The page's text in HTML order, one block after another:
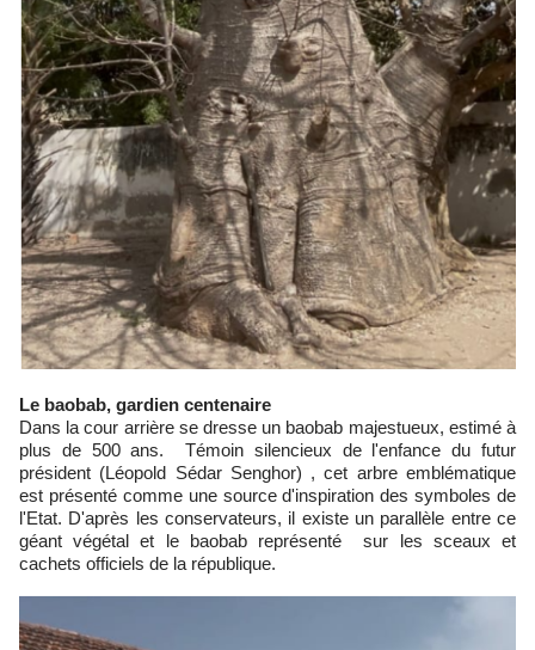
Le baobab, gardien centenaire
Dans la cour arrière se dresse un baobab majestueux, estimé à
plus de 500 ans. Témoin silencieux de l'enfance du futur
président (Léopold Sédar Senghor) , cet arbre emblématique
est présenté comme une source d'inspiration des symboles de
l'Etat. D'après les conservateurs, il existe un parallèle entre ce
géant végétal et le baobab représenté sur les sceaux et
cachets officiels de la république.